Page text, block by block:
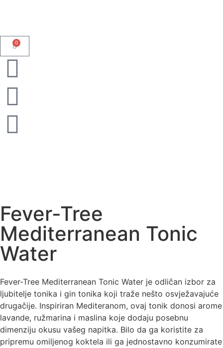
0
Fever-Tree
Mediterranean Tonic
Water
Fever-Tree Mediterranean Tonic Water je odličan izbor za
ljubitelje tonika i gin tonika koji traže nešto osvježavajuće
drugačije. Inspiriran Mediteranom, ovaj tonik donosi arome
lavande, ružmarina i maslina koje dodaju posebnu
dimenziju okusu vašeg napitka. Bilo da ga koristite za
pripremu omiljenog koktela ili ga jednostavno konzumirate